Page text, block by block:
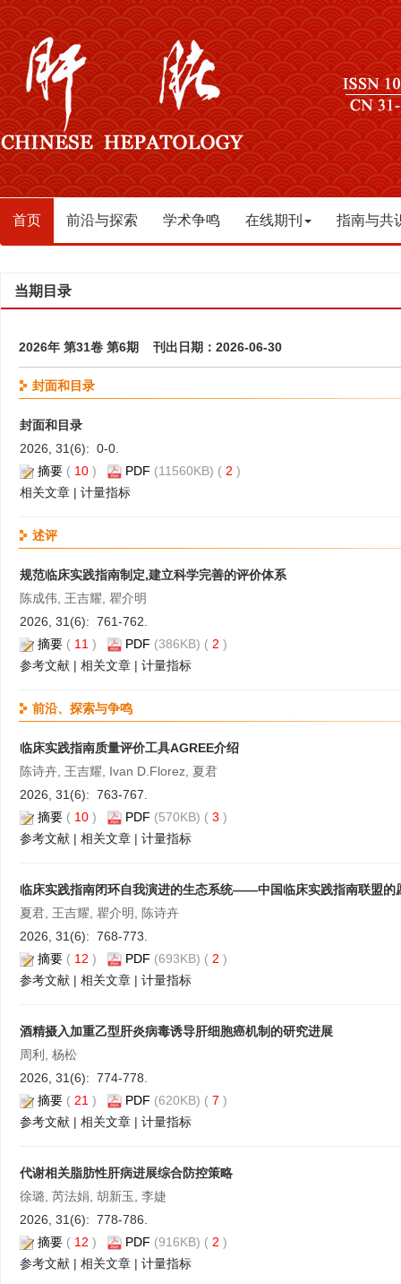
首页 前沿与探索 学术争鸣 在线期刊 指南与共
当期目录
2026年 第31卷 第6期 刊出日期：2026-06-30
封面和目录
封面和目录
2026, 31(6): 0-0.
摘要 ( 10 ) PDF (11560KB) ( 2 )
相关文章 | 计量指标
述评
规范临床实践指南制定,建立科学完善的评价体系
陈成伟, 王吉耀, 瞿介明
2026, 31(6): 761-762.
摘要 ( 11 ) PDF (386KB) ( 2 )
参考文献 | 相关文章 | 计量指标
前沿、探索与争鸣
临床实践指南质量评价工具AGREE介绍
陈诗卉, 王吉耀, Ivan D.Florez, 夏君
2026, 31(6): 763-767.
摘要 ( 10 ) PDF (570KB) ( 3 )
参考文献 | 相关文章 | 计量指标
临床实践指南闭环自我演进的生态系统——中国临床实践指南联盟的
夏君, 王吉耀, 瞿介明, 陈诗卉
2026, 31(6): 768-773.
摘要 ( 12 ) PDF (693KB) ( 2 )
参考文献 | 相关文章 | 计量指标
酒精摄入加重乙型肝炎病毒诱导肝细胞癌机制的研究进展
周利, 杨松
2026, 31(6): 774-778.
摘要 ( 21 ) PDF (620KB) ( 7 )
参考文献 | 相关文章 | 计量指标
代谢相关脂肪性肝病进展综合防控策略
徐璐, 芮法娟, 胡新玉, 李婕
2026, 31(6): 778-786.
摘要 ( 12 ) PDF (916KB) ( 2 )
参考文献 | 相关文章 | 计量指标